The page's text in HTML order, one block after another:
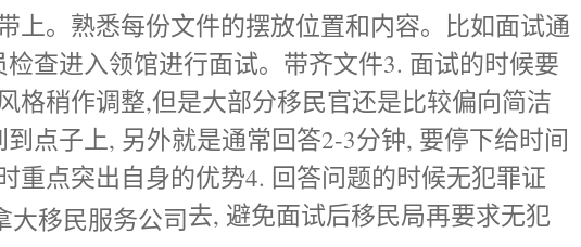
上。熟悉每份文件的摆放位置和内容。比如面试通
查进入领馆进行面试。带齐文件3. 面试的时候要
格稍作调整,但是大部分移民官还是比较偏向简洁
点子上, 另外就是通常回答2-3分钟, 要停下给时间
重点突出自身的优势4. 回答问题的时候无犯罪证
去, 避免面试后移民局再要求无犯